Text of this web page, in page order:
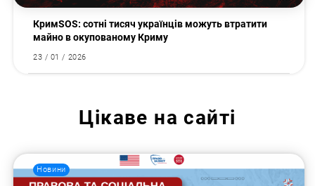
КримSOS: сотні тисяч українців можуть втратити
майно в окупованому Криму
23 / 01 / 2026
Цікаве на сайті
Новини